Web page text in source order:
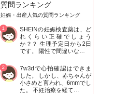
質問ランキング
妊娠・出産人気の質問ランキング
SHEINの妊娠検査薬は、ど
れくらい正確でしょう
か？？ 生理予定日から2日
です。 陽性で間違いな…
1
7w3dで心拍確認はできま
した。 しかし、赤ちゃんが
小さめと言われ、6mmでし
た。 不妊治療を経て…
2